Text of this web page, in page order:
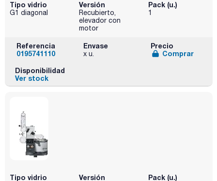
Tipo vidrio
G1 diagonal
Versión
Recubierto,
elevador con
motor
Pack (u.)
1
Referencia
0195741110
Envase
x u.
Precio
Comprar
Disponibilidad
Ver stock
Tipo vidrio Versión Pack (u.)